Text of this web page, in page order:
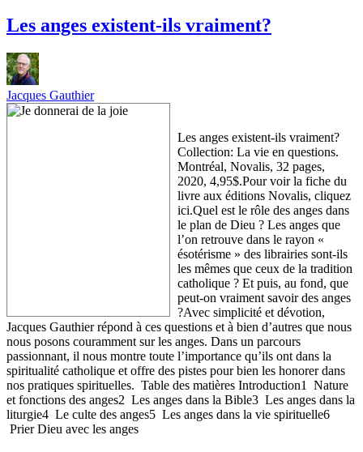
Les anges existent-ils vraiment?
Jacques Gauthier
Les anges existent-ils vraiment?
Collection: La vie en questions.
Montréal, Novalis, 32 pages,
2020, 4,95$.Pour voir la fiche du
livre aux éditions Novalis, cliquez
ici.Quel est le rôle des anges dans
le plan de Dieu ? Les anges que
l’on retrouve dans le rayon «
ésotérisme » des librairies sont-ils
les mêmes que ceux de la tradition
catholique ? Et puis, au fond, que
peut-on vraiment savoir des anges
?Avec simplicité et dévotion,
Jacques Gauthier répond à ces questions et à bien d’autres que nous
nous posons couramment sur les anges. Dans un parcours
passionnant, il nous montre toute l’importance qu’ils ont dans la
spiritualité catholique et offre des pistes pour bien les honorer dans
nos pratiques spirituelles. Table des matières Introduction1 Nature
et fonctions des anges2 Les anges dans la Bible3 Les anges dans la
liturgie4 Le culte des anges5 Les anges dans la vie spirituelle6
Prier Dieu avec les anges